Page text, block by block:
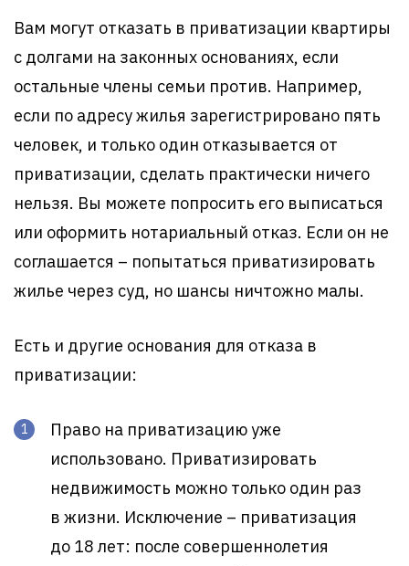
Вам могут отказать в приватизации квартиры
с долгами на законных основаниях, если
остальные члены семьи против. Например,
если по адресу жилья зарегистрировано пять
человек, и только один отказывается от
приватизации, сделать практически ничего
нельзя. Вы можете попросить его выписаться
или оформить нотариальный отказ. Если он не
соглашается – попытаться приватизировать
жилье через суд, но шансы ничтожно малы.
Есть и другие основания для отказа в
приватизации:
Право на приватизацию уже
использовано. Приватизировать
недвижимость можно только один раз
в жизни. Исключение – приватизация
до 18 лет: после совершеннолетия